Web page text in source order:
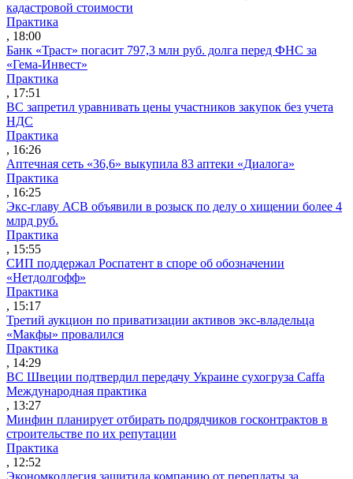
кадастровой стоимости
Практика
, 18:00
Банк «Траст» погасит 797,3 млн руб. долга перед ФНС за
«Гема-Инвест»
Практика
, 17:51
ВС запретил уравнивать цены участников закупок без учета
НДС
Практика
, 16:26
Аптечная сеть «36,6» выкупила 83 аптеки «Диалога»
Практика
, 16:25
Экс-главу АСВ объявили в розыск по делу о хищении более 4
млрд руб.
Практика
, 15:55
СИП поддержал Роспатент в споре об обозначении
«Нетдолгофф»
Практика
, 15:17
Третий аукцион по приватизации активов экс-владельца
«Макфы» провалился
Практика
, 14:29
ВС Швеции подтвердил передачу Украине сухогруза Caffa
Международная практика
, 13:27
Минфин планирует отбирать подрядчиков госконтрактов в
строительстве по их репутации
Практика
, 12:52
Экономколлегия защитила компанию от переплаты за